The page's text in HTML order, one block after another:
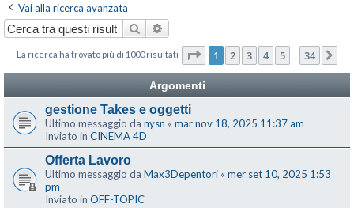
Vai alla ricerca avanzata
Cerca
La ricerca ha trovato più di 1000 risultati Pagina di 34
1 2 3 4 5 34
Argomenti
gestione Takes e oggetti
Ultimo messaggio da nysn « mar nov 18, 2025 11:37 am
Inviato in CINEMA 4D
Offerta Lavoro
Ultimo messaggio da Max3Depentori « mer set 10, 2025 1:53
pm
Inviato in OFF-TOPIC